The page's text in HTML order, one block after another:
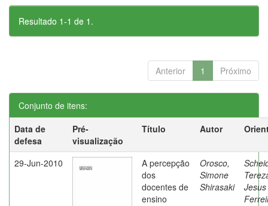
Resultado 1-1 de 1.
Anterior 1 Próximo
Conjunto de itens:
Data de
defesa
Pré-
visualização
Título Autor
29-Jun-2010
A percepção
dos
docentes de
ensino
Orosco,
Simone
Shirasaki
Jesus